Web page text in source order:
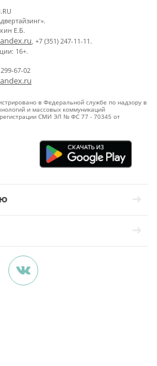
Е.Б.
, +7 (351) 247-11-11.
16+.
67-02
в Федеральной службе по надзору в
и массовых коммуникаций
СМИ ЭЛ № ФС 77 - 70345 от